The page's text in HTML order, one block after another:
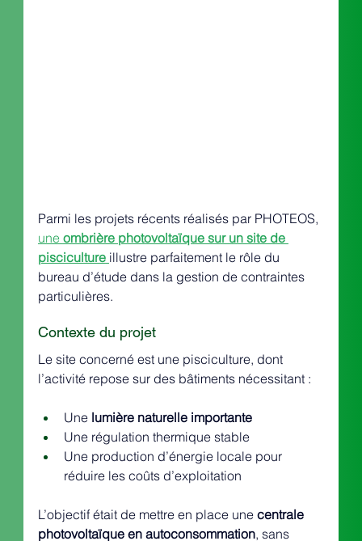
Parmi les projets récents réalisés par PHOTEOS,
une ombrière photovoltaïque sur un site de
pisciculture illustre parfaitement le rôle du
bureau d’étude dans la gestion de contraintes
particulières.
Contexte du projet
Le site concerné est une pisciculture, dont
l’activité repose sur des bâtiments nécessitant :
Une lumière naturelle importante
Une régulation thermique stable
Une production d’énergie locale pour
réduire les coûts d’exploitation
L’objectif était de mettre en place une centrale
photovoltaïque en autoconsommation, sans